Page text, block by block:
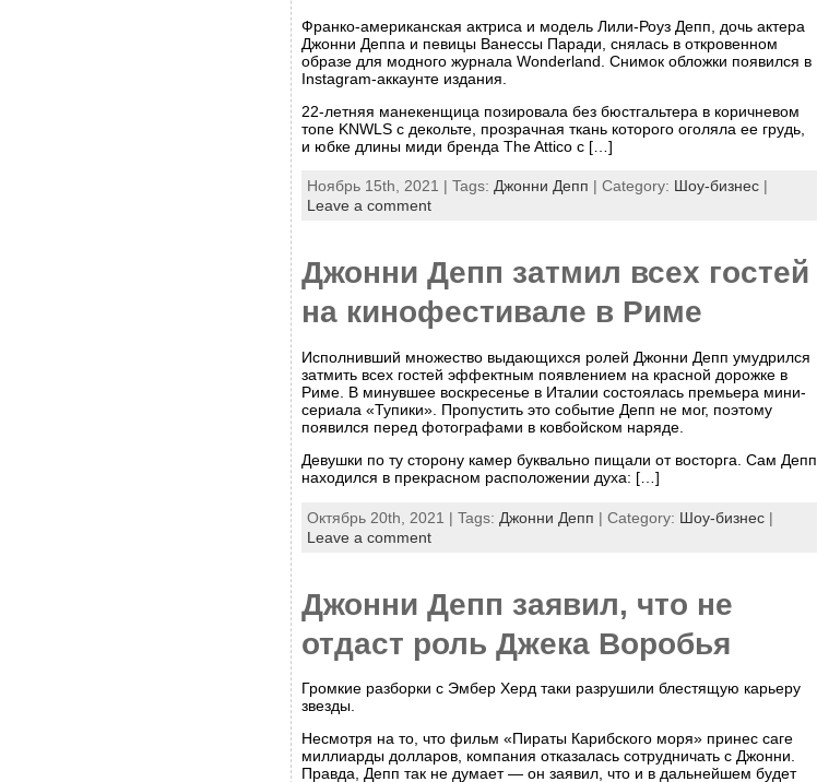
Франко-американская актриса и модель Лили-Роуз Депп, дочь актера
Джонни Деппа и певицы Ванессы Паради, снялась в откровенном
образе для модного журнала Wonderland. Снимок обложки появился в
Instagram-аккаунте издания.
22-летняя манекенщица позировала без бюстгальтера в коричневом
топе KNWLS с декольте, прозрачная ткань которого оголяла ее грудь,
и юбке длины миди бренда The Attico с […]
Ноябрь 15th, 2021 | Tags: Джонни Депп | Category: Шоу-бизнес |
Leave a comment
Джонни Депп затмил всех гостей
на кинофестивале в Риме
Исполнивший множество выдающихся ролей Джонни Депп умудрился
затмить всех гостей эффектным появлением на красной дорожке в
Риме. В минувшее воскресенье в Италии состоялась премьера мини-
сериала «Тупики». Пропустить это событие Депп не мог, поэтому
появился перед фотографами в ковбойском наряде.
Девушки по ту сторону камер буквально пищали от восторга. Сам Депп
находился в прекрасном расположении духа: […]
Октябрь 20th, 2021 | Tags: Джонни Депп | Category: Шоу-бизнес |
Leave a comment
Джонни Депп заявил, что не
отдаст роль Джека Воробья
Громкие разборки с Эмбер Херд таки разрушили блестящую карьеру
звезды.
Несмотря на то, что фильм «Пираты Карибского моря» принес саге
миллиарды долларов, компания отказалась сотрудничать с Джонни.
Правда, Депп так не думает — он заявил, что и в дальнейшем будет